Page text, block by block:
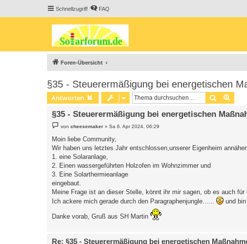
Schnellzugriff FAQ
Foren-Übersicht
§35 - Steuerermäßigung bei energetischen
Antworten Suche
§35 - Steuerermäßigung bei energetischen
e
t
r
g
voncheesemaker »Sa 6. Apr 2024, 06:29
Moin liebe Community,
Wir haben uns letztes Jahr entschlossen,unserer Eigenheim
1. eine Solaranlage,
2. Einen wassergeführten Holzofen im Wohnzimmer und
3. Eine Solarthermieanlage
eingebaut.
Meine Frage ist an dieser Stelle, könnt ihr mir sagen, ob es auch
Ich ackere mich gerade durch den Paragraphenjungle......
und
Danke vorab, Gruß aus SH Martin
Re: §35 - Steuerermäßigung bei energetischen